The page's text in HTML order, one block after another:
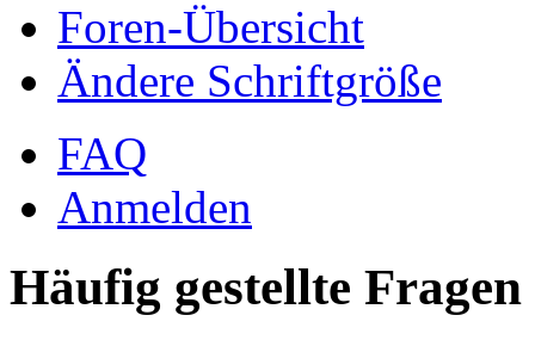
Foren-Übersicht
Ändere Schriftgröße
FAQ
Anmelden
Häufig gestellte Fragen